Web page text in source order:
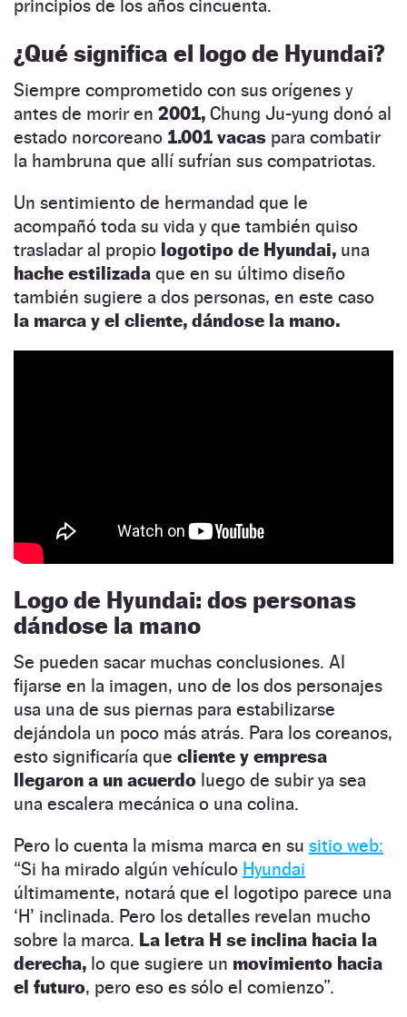
principios de los años cincuenta.
¿Qué significa el logo de Hyundai?
Siempre comprometido con sus orígenes y
antes de morir en 2001, Chung Ju-yung donó al
estado norcoreano 1.001 vacas para combatir
la hambruna que allí sufrían sus compatriotas.
Un sentimiento de hermandad que le
acompañó toda su vida y que también quiso
trasladar al propio logotipo de Hyundai, una
hache estilizada que en su último diseño
también sugiere a dos personas, en este caso
la marca y el cliente, dándose la mano.
Logo de Hyundai: dos personas
dándose la mano
Se pueden sacar muchas conclusiones. Al
fijarse en la imagen, uno de los dos personajes
usa una de sus piernas para estabilizarse
dejándola un poco más atrás. Para los coreanos,
esto significaría que cliente y empresa
llegaron a un acuerdo luego de subir ya sea
una escalera mecánica o una colina.
Pero lo cuenta la misma marca en su sitio web:
“Si ha mirado algún vehículo Hyundai
últimamente, notará que el logotipo parece una
‘H’ inclinada. Pero los detalles revelan mucho
sobre la marca. La letra H se inclina hacia la
derecha, lo que sugiere un movimiento hacia
el futuro, pero eso es sólo el comienzo”.